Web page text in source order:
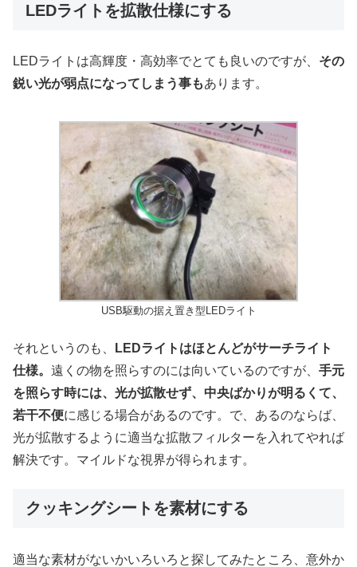
LEDライトを拡散仕様にする
LEDライトは高輝度・高効率でとても良いのですが、 その
鋭い光が弱点になってしまう事もあります。
USB駆動の据え置き型LEDライト
それというのも、
LEDライトはほとんどがサーチライト
仕様。 遠くの物を照らすのには向いているのですが、 手元
を照らす時には、光が拡散せず、中央ばかりが明るくて、
若干不便に感じる場合があるのです。で、あるのならば、
光が拡散するように適当な拡散フィルターを入れてやれば
解決です。マイルドな視界が得られます。
クッキングシートを素材にする
適当な素材がないかいろいろと探してみたところ、意外か